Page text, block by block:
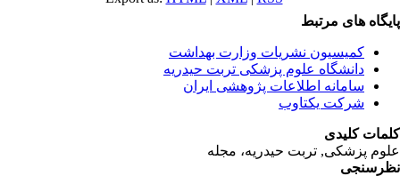
مرتبط
نشریات وزارت بهداشت
علوم پزشکی تربت حیدریه
اطلاعات پژوهشی ایران
یکتاوب
تربت حیدریه، مجله